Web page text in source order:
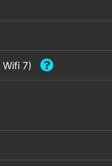
Wifi 7)